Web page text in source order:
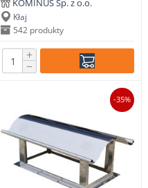
KOMINUS Sp. z o.o.
Kłaj
542 produkty
+
−
-35%